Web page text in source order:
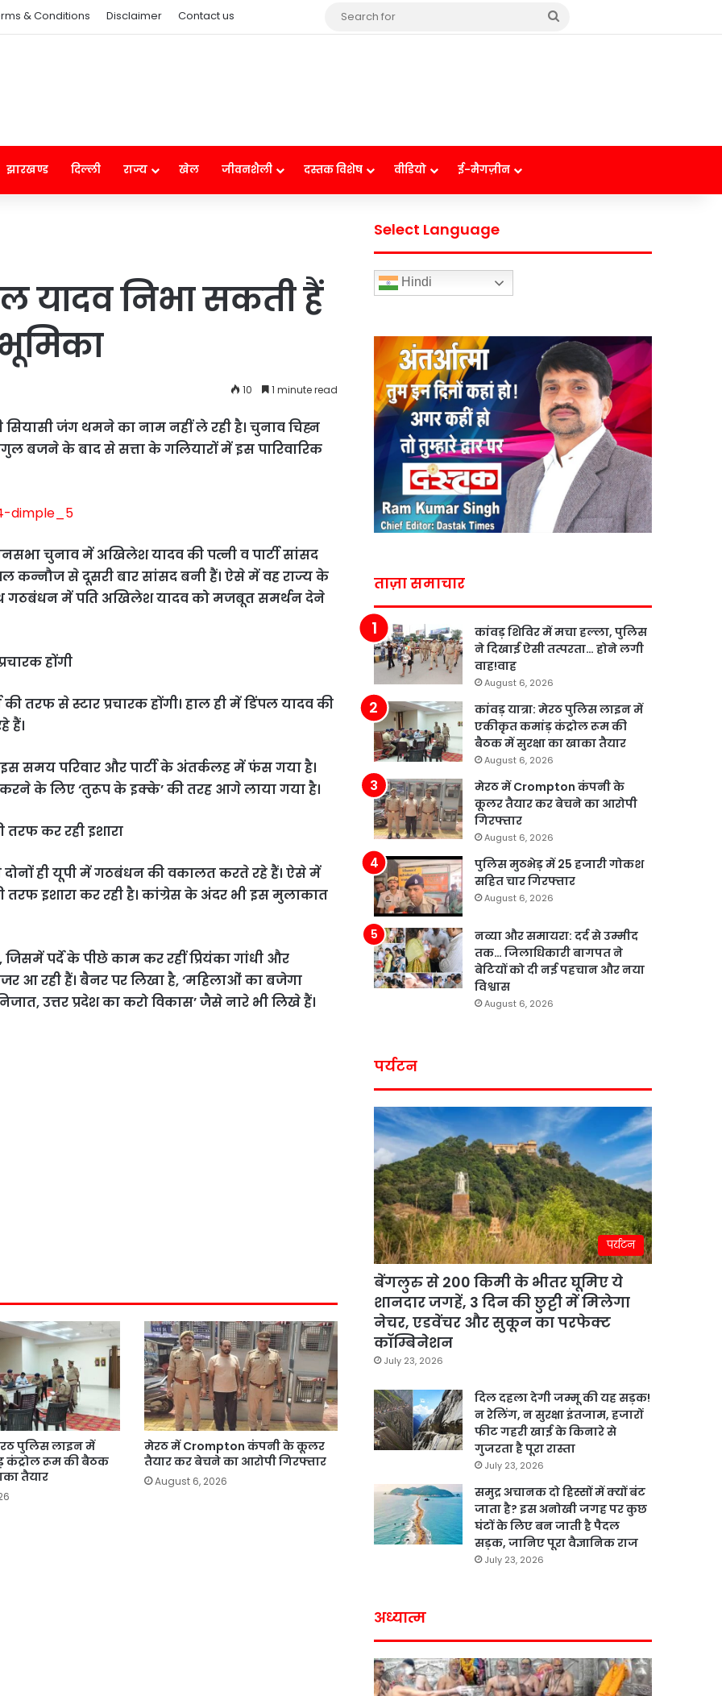
& Conditions Disclaimer Contact us
झारखण्ड दिल्ली राज्य खेल जीवनशैली दस्तक विशेष वीडियो ई-मैगज़ीन
यादव निभा सकती हैं
10 1 minute read
सियासी जंग थमने का नाम नहीं ले रही है। चुनाव चिह्न
बजने के बाद से सत्ता के गलियारों में इस पारिवारिक
चुनाव में अखिलेश यादव की पत्नी व पार्टी सांसद
कन्नौज से दूसरी बार सांसद बनी हैं। ऐसे में वह राज्य के
गठबंधन में पति अखिलेश यादव को मजबूत समर्थन देने
होंगी
तरफ से स्टार प्रचारक होंगी। हाल ही में डिंपल यादव की
हैं।
समय परिवार और पार्टी के अंतर्कलह में फंस गया है।
के लिए ‘तुरूप के इक्के’ की तरह आगे लाया गया है।
कर रही इशारा
ही यूपी में गठबंधन की वकालत करते रहे हैं। ऐसे में
इशारा कर रही है। कांग्रेस के अंदर भी इस मुलाकात
पर्दे के पीछे काम कर रहीं प्रियंका गांधी और
आ रही हैं। बैनर पर लिखा है, ‘महिलाओं का बजेगा
उत्तर प्रदेश का करो विकास’ जैसे नारे भी लिखे हैं।
पुलिस लाइन में
रूम की बैठक
तैयार
मेरठ में Crompton कंपनी के कूलर
तैयार कर बेचने का आरोपी गिरफ्तार
August 6, 2026
Select Language
Hindi
ताज़ा समाचार
कांवड़ शिविर में मचा हल्ला, पुलिस
ने दिखाई ऐसी तत्परता… होने लगी
वाह!वाह
August 6, 2026
कांवड़ यात्रा: मेरठ पुलिस लाइन में
एकीकृत कमांड़ कंट्रोल रूम की
बैठक में सुरक्षा का खाका तैयार
August 6, 2026
मेरठ में Crompton कंपनी के
कूलर तैयार कर बेचने का आरोपी
गिरफ्तार
August 6, 2026
पुलिस मुठभेड़ में 25 हजारी गोकश
सहित चार गिरफ्तार
August 6, 2026
नव्या और समायरा: दर्द से उम्मीद
तक… जिलाधिकारी बागपत ने
बेटियों को दी नई पहचान और नया
विश्वास
August 6, 2026
पर्यटन
पर्यटन
बेंगलुरु से 200 किमी के भीतर घूमिए ये
शानदार जगहें, 3 दिन की छुट्टी में मिलेगा
नेचर, एडवेंचर और सुकून का परफेक्ट
कॉम्बिनेशन
July 23, 2026
दिल दहला देगी जम्मू की यह सड़क!
न रेलिंग, न सुरक्षा इंतजाम, हजारों
फीट गहरी खाई के किनारे से
गुजरता है पूरा रास्ता
July 23, 2026
समुद्र अचानक दो हिस्सों में क्यों बंट
जाता है? इस अनोखी जगह पर कुछ
घंटों के लिए बन जाती है पैदल
सड़क, जानिए पूरा वैज्ञानिक राज
July 23, 2026
अध्यात्म